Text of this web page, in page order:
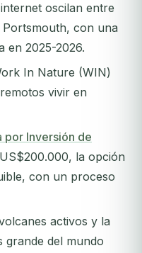
oscilan entre
con una
en 2025-2026.
In Nature (WIN)
vivir en
por Inversión de
la opción
con un proceso
activos y la
grande del mundo